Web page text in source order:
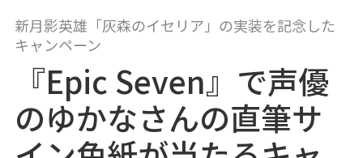
t
i
新月影英雄「灰森のイセリア」の実装を記念した
キャンペーン
『Epic Seven』で声優
のゆかなさんの直筆サ